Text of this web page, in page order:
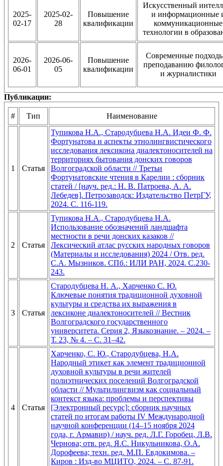
2025-
02-17
2025-02-
28
Повышение
квалификации
Искусственный
и информационные
коммуникационные
технологии в
2026-
06-01
2026-06-
05
Повышение
квалификации
Современные
преподаванию
и журналистики
Публикации:
# Тип Наименование
1 Статья
Тупикова Н.А., Стародубцева Н.А. Идеи Ф. Ф.
Фортунатова и аспекты этнолингвистического
исследования лексикона диалектоносителей на
территориях бытования донских говоров
Волгоградской области // Третьи
Фортунатовские чтения в Карелии : сборник
статей / [науч. ред.: Н. В. Патроева, А. А.
Лебедев]. Петрозаводск: Издательство ПетрГУ,
2024. С. 116-119.
2 Статья
Тупикова Н.А., Стародубцева Н.А.
Использование обозначений ландшафта
местности в речи донских казаков //
Лексический атлас русских народных говоров
(Материалы и исследования) 2024 / Отв. ред.
С.А. Мызников. СПб.: ИЛИ РАН, 2024. С.230-
243.
3 Статья
Стародубцева Н. А., Харченко С. Ю.
Ключевые понятия традиционной духовной
культуры и средства их выражения в
лексиконе диалектоносителей // Вестник
Волгоградского государственного
университета. Серия 2, Языкознание. – 2024. –
Т. 23, № 4. – С. 31–42.
4 Статья
Харченко, С. Ю., Стародубцева, Н.А.
Народный этикет как элемент традиционной
духовной культуры в речи жителей
полиэтнических поселений Волгоградской
области // Мультилингвизм как социальный
контекст языка: проблемы и перспективы
[Электронный ресурс]: сборник научных
статей по итогам работы IV Международной
научной конференции (14–15 ноября 2024
года, г. Армавир) / науч. ред. Л.Г. Горобец, Л.В.
Чернова; отв. ред. Я.С. Никульникова, О.А.
Дорофеева; техн. ред. М.П. Евдокимова. –
Киров : Изд-во МЦИТО, 2024. – С. 87-91.